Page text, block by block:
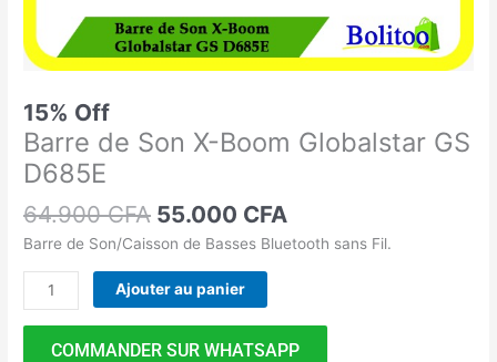
15% Off
Barre de Son X-Boom Globalstar GS
D685E
64.900CFA 55.000 CFA
Barre de Son/Caisson de Basses Bluetooth sans Fil.
Ajouter au panier
COMMANDER SUR WHATSAPP